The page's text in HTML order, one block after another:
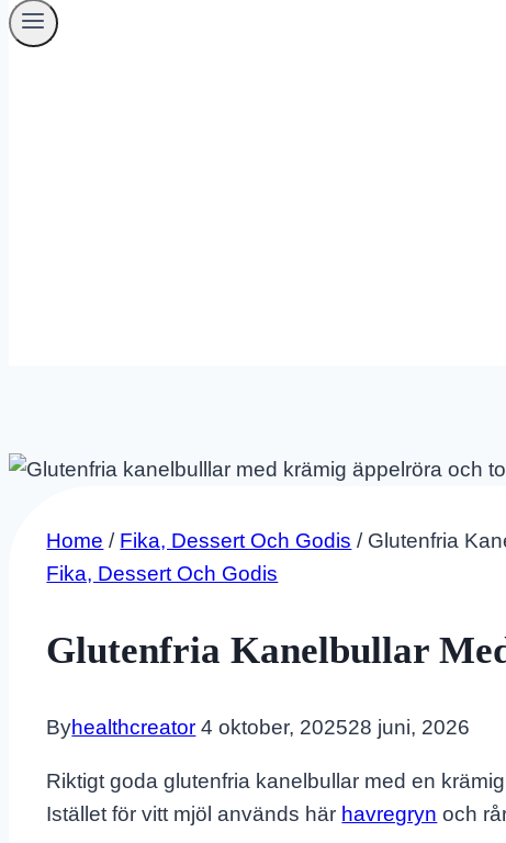
Home / Fika, Dessert Och Godis / Glutenfria
Fika, Dessert Och Godis
Glutenfria Kanelbullar
Byhealthcreator 4 oktober, 202528 juni, 2026
Riktigt goda glutenfria kanelbullar med en
Istället för vitt mjöl används här havregryn och